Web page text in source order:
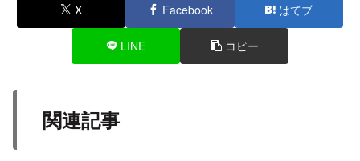
X Facebook はてブ
LINE コピー
関連記事